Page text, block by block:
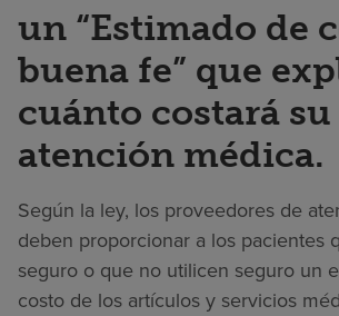
un “Estimado de
buena fe” que
cuánto costará su
atención médica.
Según la ley, los proveedores de
deben proporcionar a los pacientes
seguro o que no utilicen seguro un
costo de los artículos y servicios